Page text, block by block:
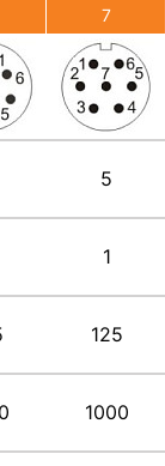
7
5
1
125
1000